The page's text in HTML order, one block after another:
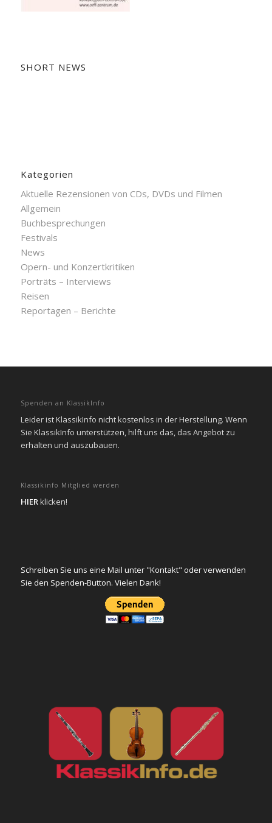
SHORT NEWS
Kategorien
Aktuelle Rezensionen von CDs, DVDs und Filmen
Allgemein
Buchbesprechungen
Festivals
News
Opern- und Konzertkritiken
Porträts – Interviews
Reisen
Reportagen – Berichte
Spenden an KlassikInfo
Leider ist KlassikInfo nicht kostenlos in der Herstellung. Wenn
Sie KlassikInfo unterstützen, hilft uns das, das Angebot zu
erhalten und auszubauen.
Klassikinfo Mitglied werden
HIERklicken!
Schreiben Sie uns eine Mail unter "Kontakt" oder verwenden
Sie den Spenden-Button. Vielen Dank!